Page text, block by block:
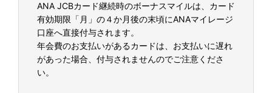
ANA JCBカード継続時のボーナスマイルは、カード
有効期限「月」の４か月後の末頃にANAマイレージ
口座へ直接付与されます。
年会費のお支払いがあるカードは、お支払いに遅れ
があった場合、付与されませんのでご注意くださ
い。